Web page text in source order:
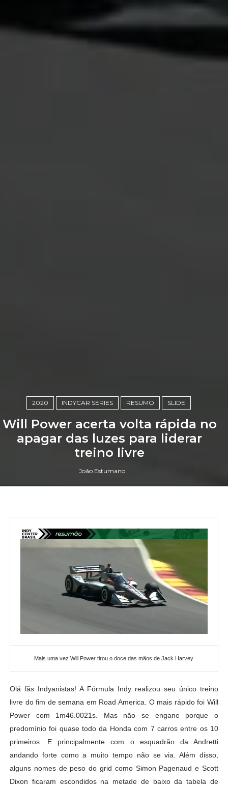
2020 INDYCAR SERIES RESUMO SLIDE
Will Power acerta volta rápida no
apagar das luzes para liderar
treino livre
João Estumano
Mais uma vez Will Power tirou o doce das mãos de Jack Harvey
Olá fãs Indyanistas! A Fórmula Indy realizou seu único treino
livre do fim de semana em Road America. O mais rápido foi Will
Power com 1m46.0021s. Mas não se engane porque o
predomínio foi quase todo da Honda com 7 carros entre os 10
primeiros. E principalmente com o esquadrão da Andretti
andando forte como a muito tempo não se via. Além disso,
alguns nomes de peso do grid como Simon Pagenaud e Scott
Dixon ficaram escondidos na metade de baixo da tabela de